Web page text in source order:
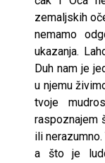
zemaljskih
nemamo
ukazanja.
Duh nam je
u njemu
tvoje
raspoznajem
ili
a što je